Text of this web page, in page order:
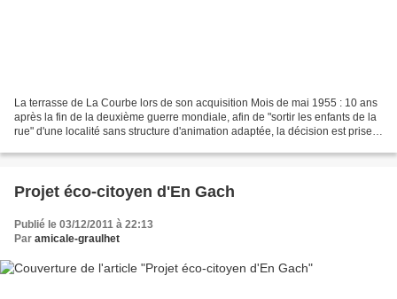
La terrasse de La Courbe lors de son acquisition Mois de mai 1955 : 10 ans
après la fin de la deuxième guerre mondiale, afin de "sortir les enfants de la
rue" d'une localité sans structure d'animation adaptée, la décision est prise
Projet éco-citoyen d'En Gach
Publié le 03/12/2011 à 22:13
Par amicale-graulhet